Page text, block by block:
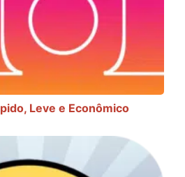
Leve e Econômico